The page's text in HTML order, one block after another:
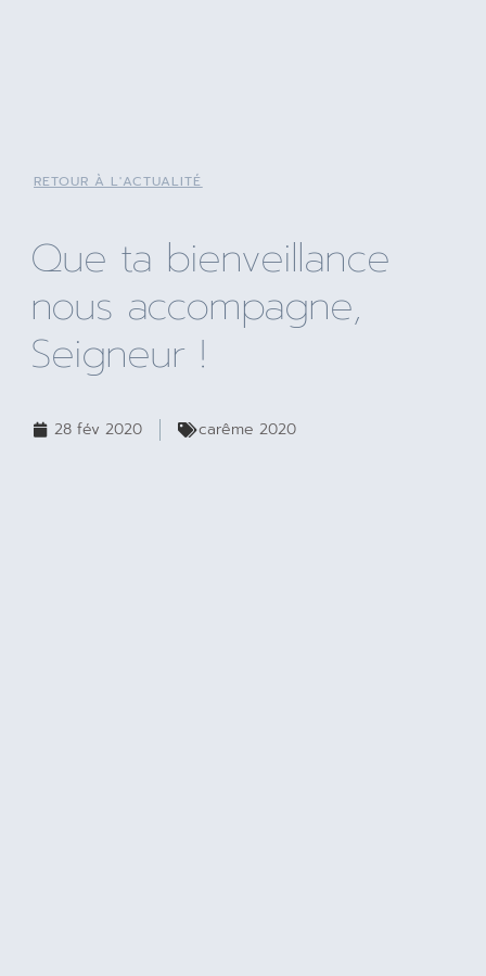
RETOUR À L'ACTUALITÉ
Que ta bienveillance
nous accompagne,
Seigneur !
28 fév 2020 carême 2020